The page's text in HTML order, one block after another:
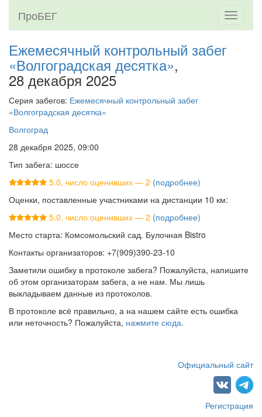
Toggle
ПроБЕГ
Ежемесячный контрольный забег
«Волгоградская десятка»,
28 декабря 2025
Серия забегов: Ежемесячный контрольный забег
«Волгоградская десятка»
Волгоград
28 декабря 2025, 09:00
Тип забега: шоссе
5.0, число оценивших — 2 (подробнее)
Оценки, поставленные участниками на дистанции 10 км:
5.0, число оценивших — 2 (подробнее)
Место старта: Комсомольский сад. Булочная Bistro
Контакты организаторов: +7(909)390-23-10
Заметили ошибку в протоколе забега? Пожалуйста, напишите
об этом организаторам забега, а не нам. Мы лишь
выкладываем данные из протоколов.
В протоколе всё правильно, а на нашем сайте есть ошибка
или неточность? Пожалуйста, нажмите сюда.
Официальный сайт
Регистрация